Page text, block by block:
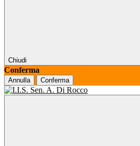
Chiudi
Conferma
Annulla Conferma